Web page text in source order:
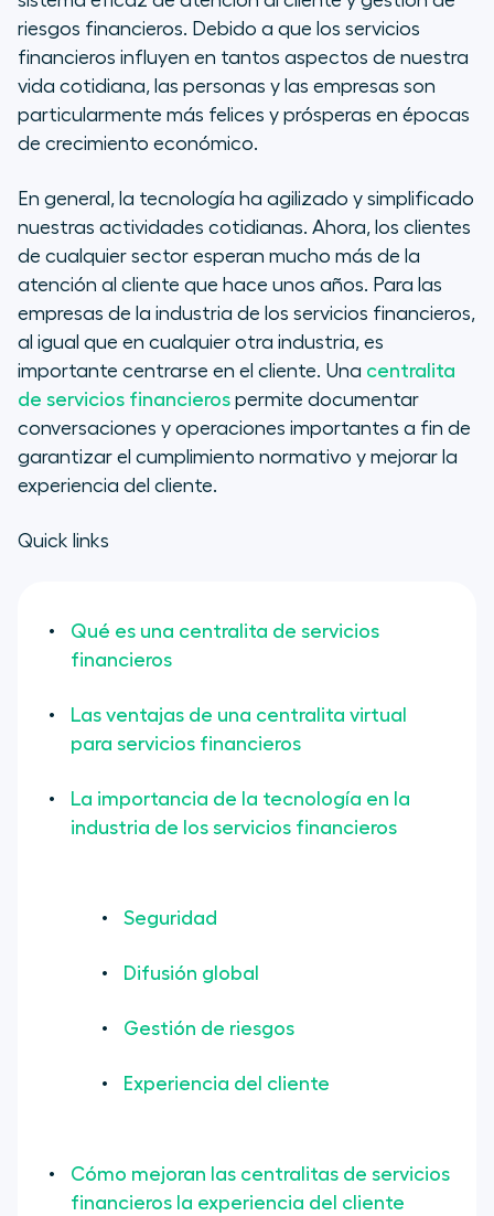
Qué es una centralita de servicios
financieros
Las ventajas de una centralita
virtual para servicios financieros
La importancia de la tecnología en
la industria de los servicios
financieros
Cómo mejoran las centralitas de
servicios financieros la experiencia
del cliente
Las prácticas recomendadas de
formación para mejorar la
atención al cliente en instituciones
financieras
riesgos financieros. Debido a que los servicios
financieros influyen en tantos aspectos de nuestra
vida cotidiana, las personas y las empresas son
particularmente más felices y prósperas en épocas
de crecimiento económico.
En general, la tecnología ha agilizado y simplificado
nuestras actividades cotidianas. Ahora, los clientes
de cualquier sector esperan mucho más de la
atención al cliente que hace unos años. Para las
empresas de la industria de los servicios financieros,
al igual que en cualquier otra industria, es
importante centrarse en el cliente. Una centralita
de servicios financieros permite documentar
conversaciones y operaciones importantes a fin de
garantizar el cumplimiento normativo y mejorar la
experiencia del cliente.
Quick links
Qué es una centralita de servicios
financieros
Las ventajas de una centralita virtual
para servicios financieros
La importancia de la tecnología en la
industria de los servicios financieros
Seguridad
Difusión global
Gestión de riesgos
Experiencia del cliente
Cómo mejoran las centralitas de servicios
financieros la experiencia del cliente